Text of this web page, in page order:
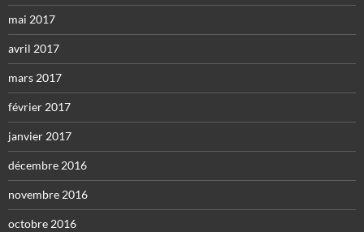
mai 2017
avril 2017
mars 2017
février 2017
janvier 2017
décembre 2016
novembre 2016
octobre 2016